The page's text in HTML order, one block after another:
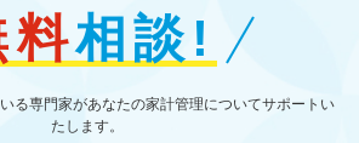
料相談!
る専門家があなたの家計管理についてサポートい
たします。